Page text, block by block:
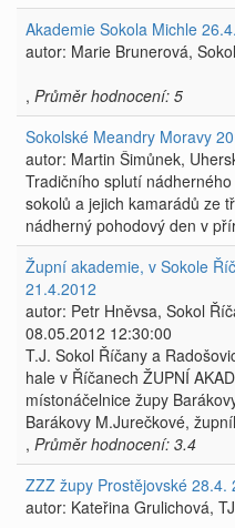
Akademie Sokola Michle
autor: Marie Brunerová,
, Průměr hodnocení: 5
Sokolské Meandry Moravy
autor: Martin Šimůnek,
Tradičního splutí
sokolů a jejich kamarádů ze
nádherný pohodový den v
Župní akademie, v Sokole
21.4.2012
autor: Petr Hněvsa, Sokol
08.05.2012 12:30:00
T.J. Sokol Říčany a
hale v Říčanech ŽUPNÍ
místonáčelnice župy
Barákovy M.Jurečkové,
, Průměr hodnocení: 3.4
ZZZ župy Prostějovské 28.4.
autor: Kateřina Grulichová,